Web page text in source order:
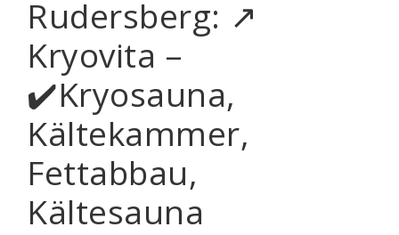
Rudersberg: ↗️
Kryovita –
✔️Kryosauna,
Kältekammer,
Fettabbau,
Kältesauna